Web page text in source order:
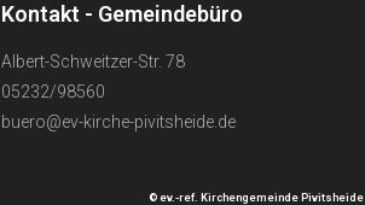
Kontakt - Gemeindebüro
Albert-Schweitzer-Str. 78
05232/98560
buero@ev-kirche-pivitsheide.de
© ev.-ref. Kirchengemeinde Pivitsheide